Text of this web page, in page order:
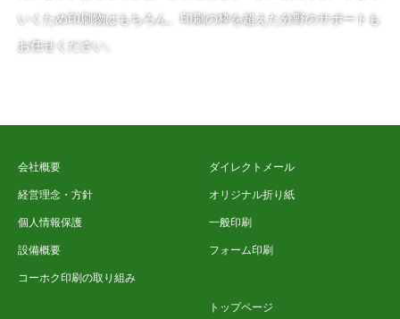
いくため印刷物はもちろん、印刷の枠を超えた分野のサポートも
お任せください。
会社概要
経営理念・方針
個人情報保護
設備概要
コーホク印刷の取り組み
ダイレクトメール
オリジナル折り紙
一般印刷
フォーム印刷
トップページ